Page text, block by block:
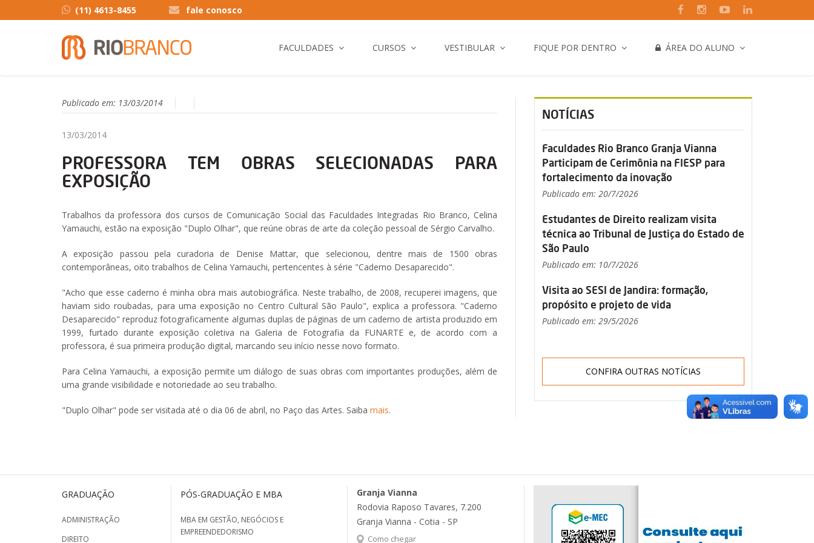
(11) 4613-8455 fale conosco
FACULDADES CURSOS VESTIBULAR FIQUE POR DENTRO ÁREA DO ALUNO
Publicado em: 13/03/2014
13/03/2014
PROFESSORA TEM OBRAS SELECIONADAS PARA
EXPOSIÇÃO
Trabalhos da professora dos cursos de Comunicação Social das Faculdades Integradas Rio Branco, Celina
Yamauchi, estão na exposição "Duplo Olhar", que reúne obras de arte da coleção pessoal de Sérgio Carvalho.
A exposição passou pela curadoria de Denise Mattar, que selecionou, dentre mais de 1500 obras
contemporâneas, oito trabalhos de Celina Yamauchi, pertencentes à série "Caderno Desaparecido".
"Acho que esse caderno é minha obra mais autobiográfica. Neste trabalho, de 2008, recuperei imagens, que
haviam sido roubadas, para uma exposição no Centro Cultural São Paulo", explica a professora. "Caderno
Desaparecido" reproduz fotograficamente algumas duplas de páginas de um caderno de artista produzido em
1999, furtado durante exposição coletiva na Galeria de Fotografia da FUNARTE e, de acordo com a
professora, é sua primeira produção digital, marcando seu início nesse novo formato.
Para Celina Yamauchi, a exposição permite um diálogo de suas obras com importantes produções, além de
uma grande visibilidade e notoriedade ao seu trabalho.
"Duplo Olhar" pode ser visitada até o dia 06 de abril, no Paço das Artes. Saiba mais.
NOTÍCIAS
Faculdades Rio Branco Granja Vianna
Participam de Cerimônia na FIESP para
fortalecimento da inovação
Publicado em: 20/7/2026
Estudantes de Direito realizam visita
técnica ao Tribunal de Justiça do Estado de
São Paulo
Publicado em: 10/7/2026
Visita ao SESI de Jandira: formação,
propósito e projeto de vida
Publicado em: 29/5/2026
CONFIRA OUTRAS NOTÍCIAS
GRADUAÇÃO
ADMINISTRAÇÃO
DIREITO
PÓS-GRADUAÇÃO E MBA
MBA EM GESTÃO, NEGÓCIOS E
EMPREENDEDORISMO
Granja Vianna
Rodovia Raposo Tavares, 7.200
Granja Vianna - Cotia - SP
Como chegar